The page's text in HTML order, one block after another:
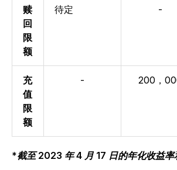
赎
回
限
额
待定 -
充
值
限
额
- 200，
*截至 2023 年 4 月 17 日的年化收益率